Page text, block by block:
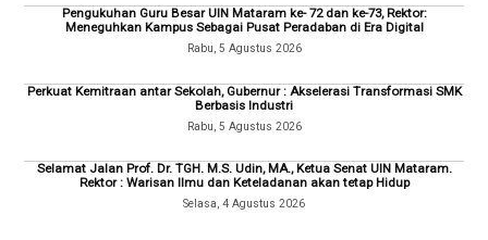
Pengukuhan Guru Besar UIN Mataram ke- 72 dan ke-73, Rektor:
Meneguhkan Kampus Sebagai Pusat Peradaban di Era Digital
Rabu, 5 Agustus 2026
Perkuat Kemitraan antar Sekolah, Gubernur : Akselerasi Transformasi SMK
Berbasis Industri
Rabu, 5 Agustus 2026
Selamat Jalan Prof. Dr. TGH. M.S. Udin, MA., Ketua Senat UIN Mataram.
Rektor : Warisan Ilmu dan Keteladanan akan tetap Hidup
Selasa, 4 Agustus 2026